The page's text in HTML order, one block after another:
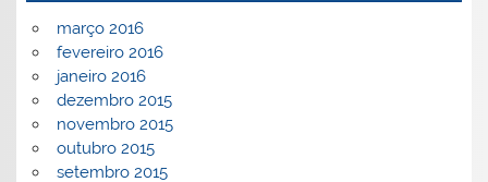
março 2016
fevereiro 2016
janeiro 2016
dezembro 2015
novembro 2015
outubro 2015
setembro 2015